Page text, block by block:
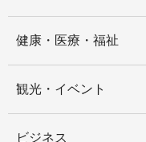
健康・医療・福祉
観光・イベント
ビジネス